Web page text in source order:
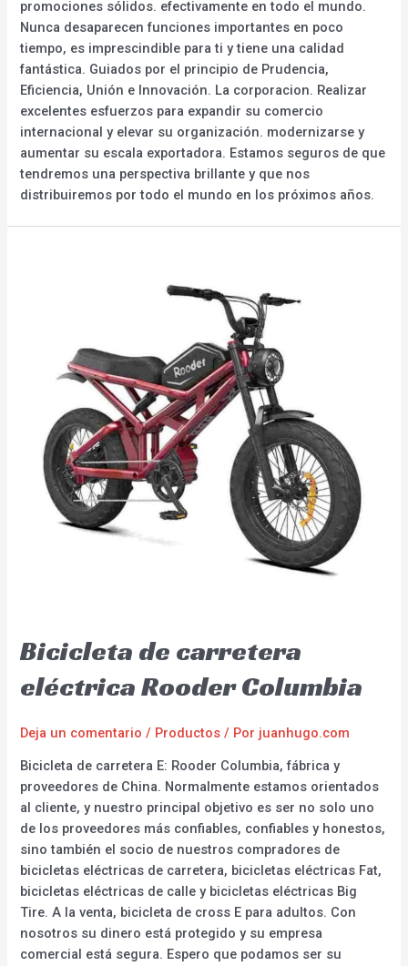
promociones sólidos. efectivamente en todo el mundo.
Nunca desaparecen funciones importantes en poco
tiempo, es imprescindible para ti y tiene una calidad
fantástica. Guiados por el principio de Prudencia,
Eficiencia, Unión e Innovación. La corporacion. Realizar
excelentes esfuerzos para expandir su comercio
internacional y elevar su organización. modernizarse y
aumentar su escala exportadora. Estamos seguros de que
tendremos una perspectiva brillante y que nos
distribuiremos por todo el mundo en los próximos años.
Bicicleta de carretera
eléctrica Rooder Columbia
Deja un comentario / Productos / Por juanhugo.com
Bicicleta de carretera E: Rooder Columbia, fábrica y
proveedores de China. Normalmente estamos orientados
al cliente, y nuestro principal objetivo es ser no solo uno
de los proveedores más confiables, confiables y honestos,
sino también el socio de nuestros compradores de
bicicletas eléctricas de carretera, bicicletas eléctricas Fat,
bicicletas eléctricas de calle y bicicletas eléctricas Big
Tire. A la venta, bicicleta de cross E para adultos. Con
nosotros su dinero está protegido y su empresa
comercial está segura. Espero que podamos ser su